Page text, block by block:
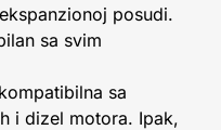
posudi.
sa svim
sa
i dizel motora. Ipak,